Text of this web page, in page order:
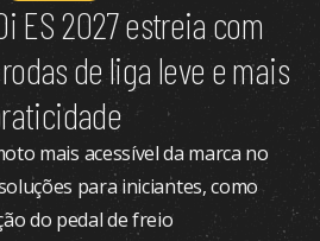
ES 2027 estreia com
de liga leve e mais
mais acessível da marca no
para iniciantes, como
do pedal de freio